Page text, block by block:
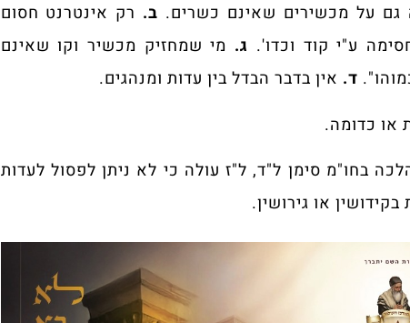
גם על מכשירים שאינם כשרים. ב. רק אינטרנט חסום
ע"י קוד וכדו'. ג. מי שמחזיק מכשיר וקו שאינם
ד. אין בדבר הבדל בין עדות ומנהגים.
או כדומה.
בחו"מ סימן ל"ד, ל"ז עולה כי לא ניתן לפסול לעדות
או גירושין.